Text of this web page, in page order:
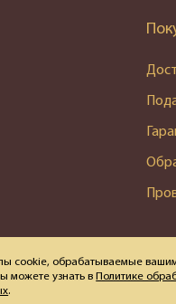
cookie, обрабатываемые
можете узнать вПолитике
.